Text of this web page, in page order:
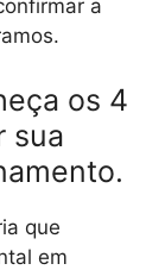
a
os 4
sua
que
em